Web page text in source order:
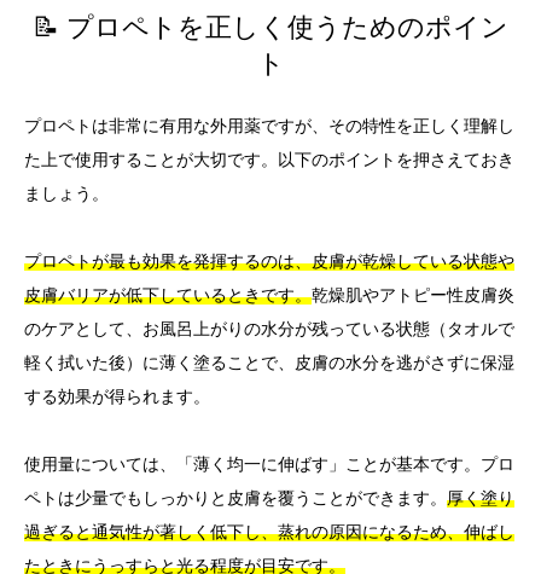
📝 プロペトを正しく使うためのポイン
ト
プロペトは非常に有用な外用薬ですが、その特性を正しく理解し
た上で使用することが大切です。以下のポイントを押さえておき
ましょう。
プロペトが最も効果を発揮するのは、皮膚が乾燥している状態や
皮膚バリアが低下しているときです。乾燥肌やアトピー性皮膚炎
のケアとして、お風呂上がりの水分が残っている状態（タオルで
軽く拭いた後）に薄く塗ることで、皮膚の水分を逃がさずに保湿
する効果が得られます。
使用量については、「薄く均一に伸ばす」ことが基本です。プロ
ペトは少量でもしっかりと皮膚を覆うことができます。 厚く塗り
過ぎると通気性が著しく低下し、蒸れの原因になるため、伸ばし
たときにうっすらと光る程度が目安です。